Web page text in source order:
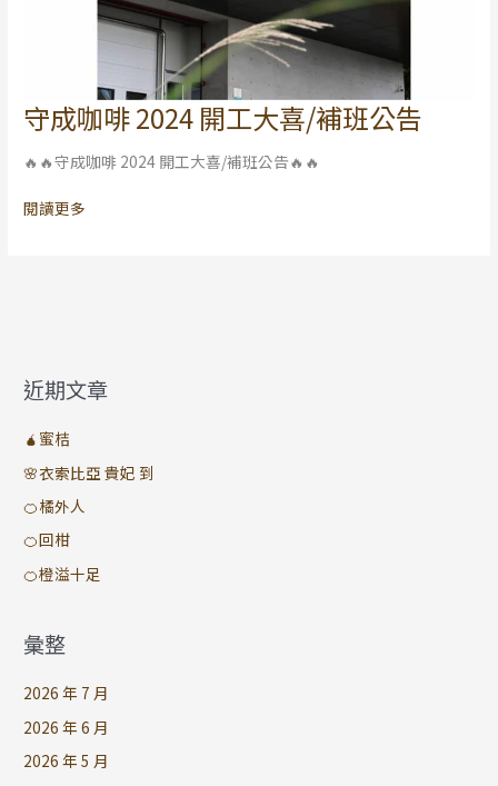
守成咖啡 2024 開工大喜/補班公告
🔥🔥守成咖啡 2024 開工大喜/補班公告🔥🔥
守
成
咖
2024
公
告
閱讀更多
近期文章
🧉蜜桔
🌸衣索比亞 貴妃 到
🍊橘外人
🍊回柑
🍊橙溢十足
彙整
2026 年 7 月
2026 年 6 月
2026 年 5 月